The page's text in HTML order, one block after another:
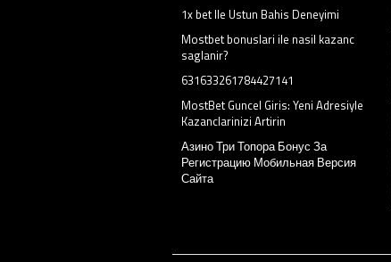
1x bet Ile Ustun Bahis Deneyimi
Mostbet bonuslari ile nasil kazanc
saglanir?
631633261784427141
MostBet Guncel Giris: Yeni Adresiyle
Kazanclarinizi Artirin
Азино Три Топора Бонус За
Регистрацию Мобильная Версия
Сайта